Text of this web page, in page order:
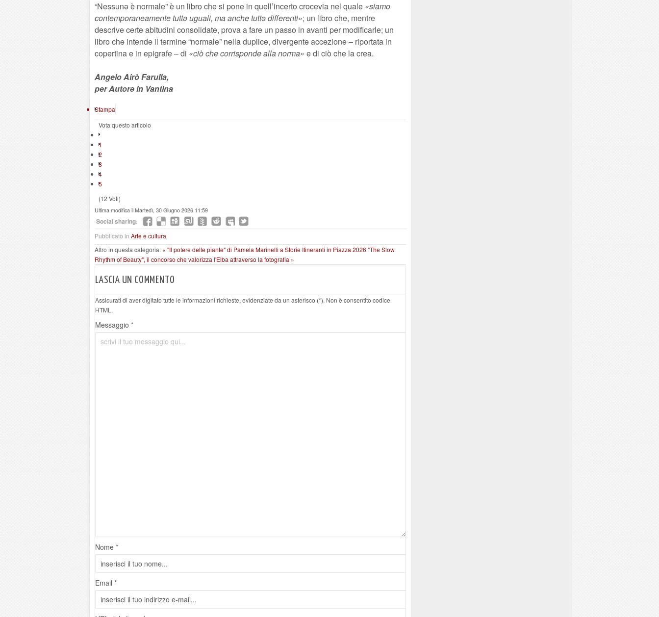
“Nessunə è normale” è un libro che si pone in quell’incerto crocevia nel quale «siamo
contemporaneamente tuttə uguali, ma anche tuttə differenti»; un libro che, mentre
descrive certe abitudini consolidate, prova a fare un passo in avanti per modificarle; un
libro che intende il termine “normale” nella duplice, divergente accezione – riportata in
copertina e in epigrafe – di «ciò che corrisponde alla norma» e di ciò che la crea.
Angelo Airò Farulla,
per Autorə in Vantina
Stampa
Vota questo articolo
1
2
3
4
5
(12 Voti)
Ultima modifica il Martedì, 30 Giugno 2026 11:59
Social sharing:
Pubblicato in Arte e cultura
Altro in questa categoria: « "Il potere delle piante" di Pamela Marinelli a Storie Itineranti in Piazza 2026 "The Slow
Rhythm of Beauty", il concorso che valorizza l'Elba attraverso la fotografia »
LASCIA UN COMMENTO
Assicurati di aver digitato tutte le informazioni richieste, evidenziate da un asterisco (*). Non è consentito codice
HTML.
Messaggio *
Nome *
Email *